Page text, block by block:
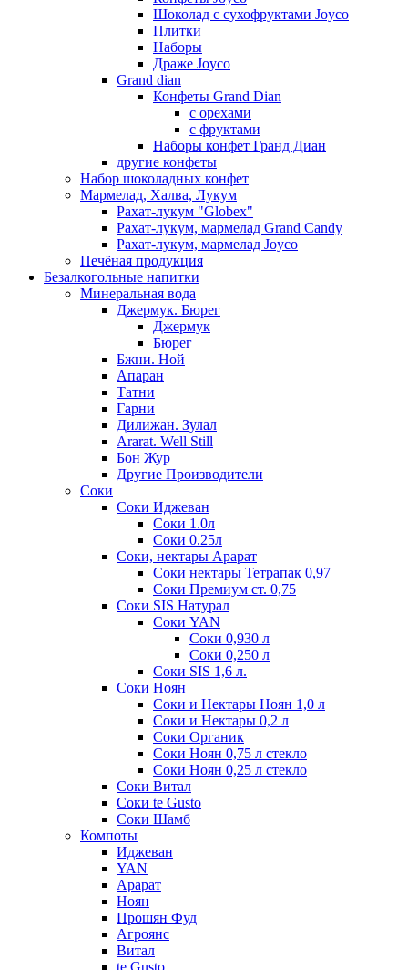
Шоколад с сухофруктами Joyco
Плитки
Наборы
Драже Joyco
Grand dian
Конфеты Grand Dian
с орехами
с фруктами
Наборы конфет Гранд Диан
другие конфеты
Набор шоколадных конфет
Мармелад, Халва, Лукум
Рахат-лукум "Globex"
Рахат-лукум, мармелад Grand Candy
Рахат-лукум, мармелад Joyco
Печёная продукция
Безалкогольные напитки
Минеральная вода
Джермук. Бюрег
Джермук
Бюрег
Бжни. Ной
Апаран
Татни
Гарни
Дилижан. Зулал
Ararat. Well Still
Бон Жур
Другие Производители
Соки
Соки Иджеван
Соки 1.0л
Соки 0.25л
Соки, нектары Арарат
Соки нектары Тетрапак 0,97
Соки Премиум ст. 0,75
Соки SIS Натурал
Соки YAN
Соки 0,930 л
Соки 0,250 л
Соки SIS 1,6 л.
Соки Ноян
Соки и Нектары Ноян 1,0 л
Соки и Нектары 0,2 л
Соки Органик
Соки Ноян 0,75 л стекло
Соки Ноян 0,25 л стекло
Соки Витал
Соки te Gusto
Соки Шамб
Компоты
Иджеван
YAN
Арарат
Ноян
Прошян Фуд
Агроянс
Витал
te Gusto